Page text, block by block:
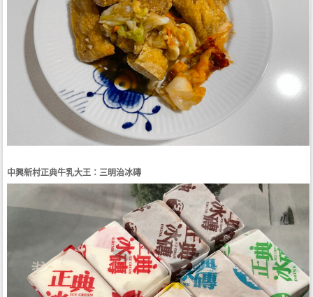
中興新村正典牛乳大王：三明治冰磚